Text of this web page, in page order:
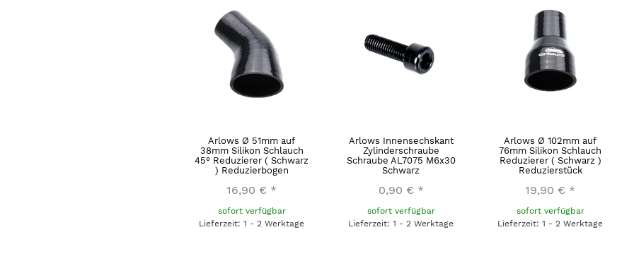
Arlows Ø 51mm auf
38mm Silikon Schlauch
45° Reduzierer ( Schwarz
) Reduzierbogen
16,90 € *
sofort verfügbar
Lieferzeit: 1 - 2 Werktage
Arlows Innensechskant
Zylinderschraube
Schraube AL7075 M6x30
Schwarz
0,90 € *
sofort verfügbar
Lieferzeit: 1 - 2 Werktage
Arlows Ø 102mm auf
76mm Silikon Schlauch
Reduzierer ( Schwarz )
Reduzierstück
19,90 € *
sofort verfügbar
Lieferzeit: 1 - 2 Werktage